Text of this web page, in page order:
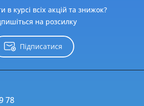
в курсі всіх акцій та знижок?
на розсилку
Підписатися
78